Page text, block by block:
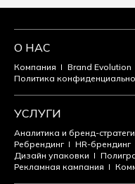
О НАС
Компания Brand Evolution
Политика
УСЛУГИ
Аналитика и бренд-
Ребрендинг
HR-брендинг
Дизайн упаковки
Рекламная кампания